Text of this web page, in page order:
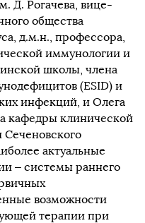
Рогачева, вице-
общества
д.м.н., профессора,
иммунологии и
школы, члена
(ESID) и
инфекций, и Олега
кафедры клинической
Сеченовского
актуальные
– системы раннего
возможности
терапии при